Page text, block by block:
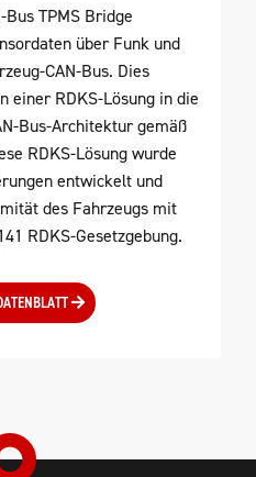
Bus TPMS Bridge
über Funk und
CAN-Bus. Dies
einer RDKS-Lösung in die
Bus-Architektur gemäß
RDKS-Lösung wurde
entwickelt und
des Fahrzeugs mit
RDKS-Gesetzgebung.